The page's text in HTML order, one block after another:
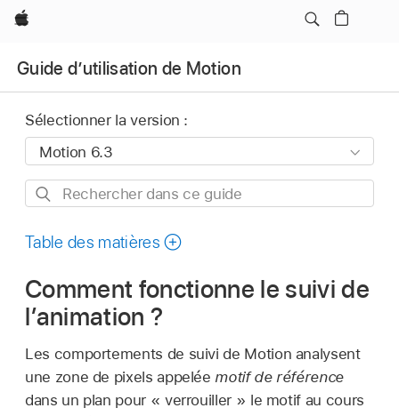
Apple
Guide d’utilisation de Motion
Sélectionner la version :
Rechercher
ce
Table des matières
Comment fonctionne le suivi de
l’animation ?
Les comportements de suivi de Motion analysent
une zone de pixels appelée motif de référence
dans un plan pour « verrouiller » le motif au cours